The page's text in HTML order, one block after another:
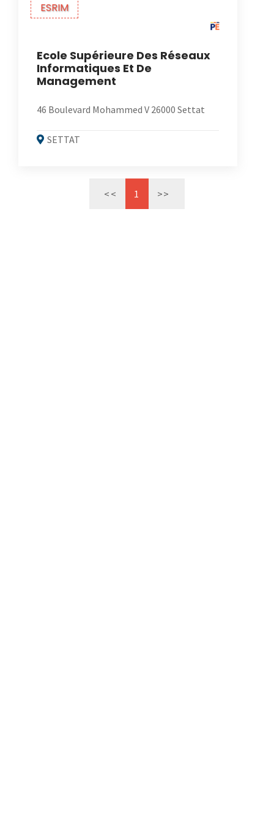
ESRIM
Ecole Supérieure Des Réseaux
Informatiques Et De
Management
46 Boulevard Mohammed V 26000 Settat
SETTAT
<< 1 >>